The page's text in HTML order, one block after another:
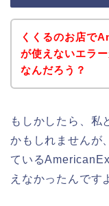
くくるのお店で
が使えないエラ
なんだろう？
もしかしたら、私
かもしれませんが
ている
えなかったんです